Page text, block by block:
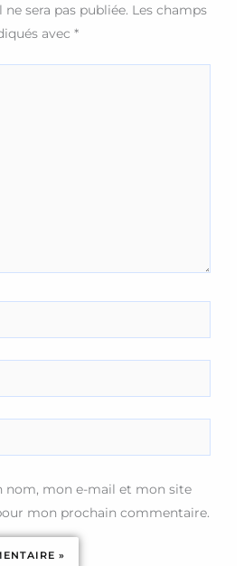
sera pas publiée. Les champs
avec *
nom, mon e-mail et mon site
mon prochain commentaire.